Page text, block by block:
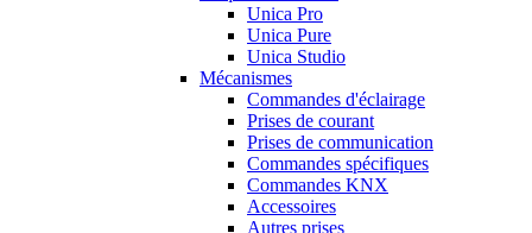
Unica Pro
Unica Pure
Unica Studio
Mécanismes
Commandes d'éclairage
Prises de courant
Prises de communication
Commandes spécifiques
Commandes KNX
Accessoires
Autres prises